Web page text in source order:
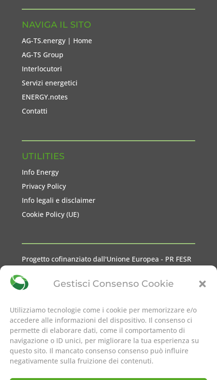
Gestisci Consenso Cookie
Utilizziamo tecnologie come i cookie per memorizzare e/o
accedere alle informazioni del dispositivo. Il consenso ci
permette di elaborare dati, come il comportamento di
navigazione o ID unici, per migliorare la tua esperienza su
questo sito. Il mancato consenso consenso può influire
negativamente sulla fruizione dei contenuti.
NAVIGA IL SITO
AG-TS.energy | Home
AG-TS Group
Interlocutori
Servizi energetici
ENERGY.notes
Contatti
UTILITIES
Info Energy
Privacy Policy
Info legali e disclaimer
Cookie Policy (UE)
Progetto cofinanziato dall'Unione Europea - PR FESR
seguici su